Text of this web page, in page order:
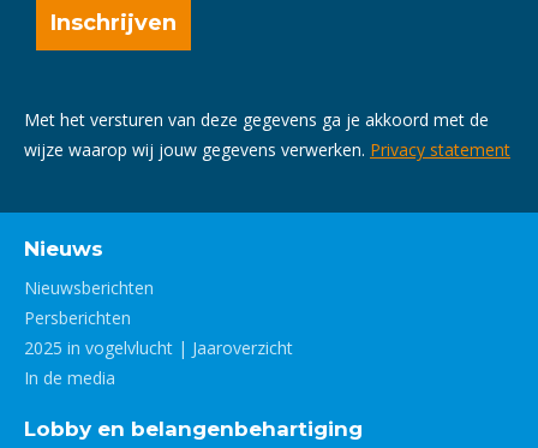
Met het versturen van deze gegevens ga je akkoord met de
wijze waarop wij jouw gegevens verwerken. Privacy statement
Nieuws
Nieuwsberichten
Persberichten
2025 in vogelvlucht | Jaaroverzicht
In de media
Lobby en belangenbehartiging